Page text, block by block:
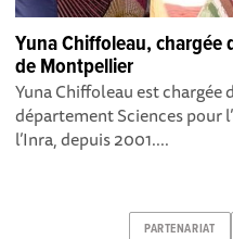
Yuna Chiffoleau, chargée
de Montpellier
Yuna Chiffoleau est chargée
département Sciences pour
l’Inra, depuis 2001....
PARTENARIAT